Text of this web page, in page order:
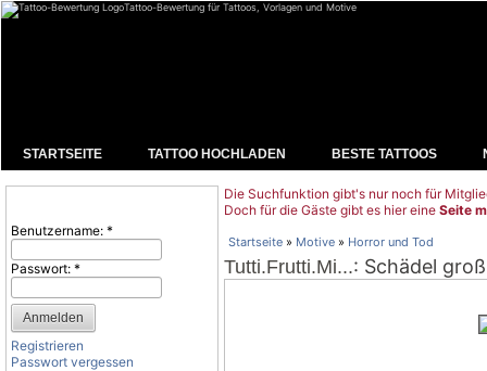
Tattoo-Bewertung für Tattoos, Vorlagen und Motive
STARTSEITE TATTOO HOCHLADEN BESTE TATTOOS
Benutzername: *
Passwort: *
Registrieren
Passwort vergessen
Die Suchfunktion gibt's nur noch für
Doch für die Gäste gibt es hier eine Seite
Startseite » Motive » Horror und Tod
Tutti.Frutti.Mi...: Schädel groß